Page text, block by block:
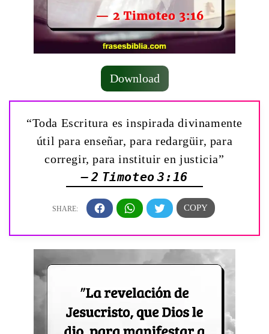
Download
“Toda Escritura es inspirada divinamente
útil para enseñar, para redargüir, para
corregir, para instituir en justicia”
— 2 Timoteo 3:16